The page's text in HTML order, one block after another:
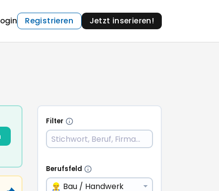
Registrieren Jetzt inserieren!
Filter
Berufsfeld
👷‍♂️ Bau / Handwerk